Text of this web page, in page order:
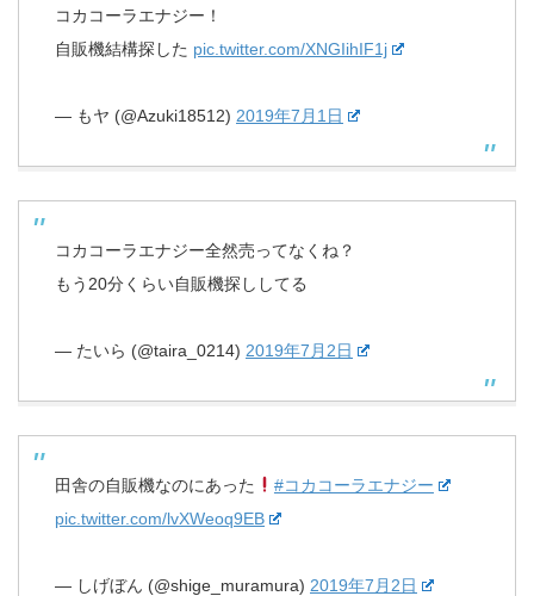
コカコーラエナジー！
自販機結構探した pic.twitter.com/XNGIihIF1j
— もヤ (@Azuki18512) 2019年7月1日
コカコーラエナジー全然売ってなくね？
もう20分くらい自販機探ししてる
— たいら (@taira_0214) 2019年7月2日
田舎の自販機なのにあった
#コカコーラエナジー
pic.twitter.com/lvXWeoq9EB
— しげぼん (@shige_muramura) 2019年7月2日